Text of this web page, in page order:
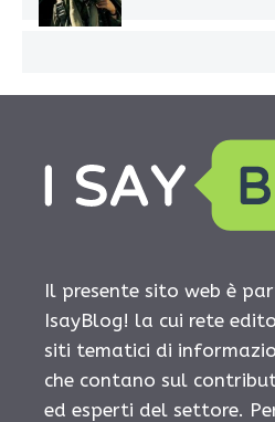
Il presente sito web è
IsayBlog! la cui rete
siti tematici di
che contano sul
ed esperti del settore.